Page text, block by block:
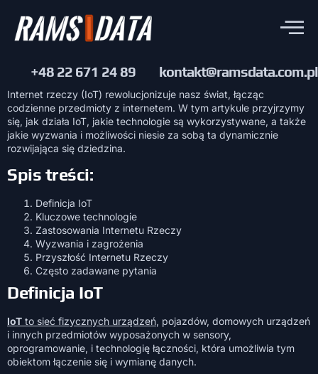
+48 22 671 24 89 kontakt@ramsdata.com.pl
Internet rzeczy (IoT) rewolucjonizuje nasz świat, łącząc
codzienne przedmioty z internetem. W tym artykule przyjrzymy
się, jak działa IoT, jakie technologie są wykorzystywane, a także
jakie wyzwania i możliwości niesie za sobą ta dynamicznie
rozwijająca się dziedzina.
Spis treści:
Definicja IoT
Kluczowe technologie
Zastosowania Internetu Rzeczy
Wyzwania i zagrożenia
Przyszłość Internetu Rzeczy
Często zadawane pytania
Definicja IoT
IoT to sieć fizycznych urządzeń, pojazdów, domowych urządzeń
i innych przedmiotów wyposażonych w sensory,
oprogramowanie, i technologię łączności, która umożliwia tym
obiektom łączenie się i wymianę danych.